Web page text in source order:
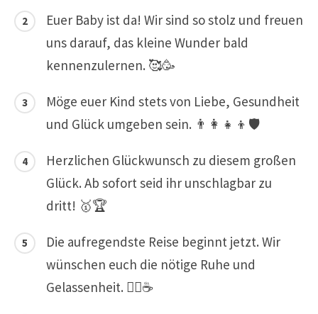
Euer Baby ist da! Wir sind so stolz und freuen
uns darauf, das kleine Wunder bald
kennenzulernen. 🥰🥳
Möge euer Kind stets von Liebe, Gesundheit
und Glück umgeben sein. 👨‍👩‍👧‍👦🛡️
Herzlichen Glückwunsch zu diesem großen
Glück. Ab sofort seid ihr unschlagbar zu
dritt! 🥇🏆
Die aufregendste Reise beginnt jetzt. Wir
wünschen euch die nötige Ruhe und
Gelassenheit. 🧘‍♀️☕